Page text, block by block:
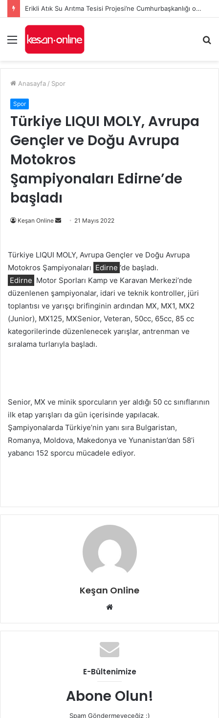
Erikli Atık Su Arıtma Tesisi Projesi’ne Cumhurbaşkanlığı onayı
Menü
...
Anasayfa / Spor
Spor
Türkiye LIQUI MOLY, Avrupa
Gençler ve Doğu Avrupa
Motokros
Şampiyonaları Edirne’de
başladı
Keşan Online
Bir
göndermek
21 Mayıs 2022
Türkiye LIQUI MOLY, Avrupa Gençler ve Doğu Avrupa
Motokros Şampiyonaları Edirne ‘de başladı.
Edirne Motor Sporları Kamp ve Karavan Merkezi’nde
düzenlenen şampiyonalar, idari ve teknik kontroller, jüri
toplantısı ve yarışçı brifinginin ardından MX, MX1, MX2
(Junior), MX125, MXSenior, Veteran, 50cc, 65cc, 85 cc
kategorilerinde düzenlenecek yarışlar, antrenman ve
sıralama turlarıyla başladı.
Senior, MX ve minik sporcuların yer aldığı 50 cc sınıflarının
ilk etap yarışları da gün içerisinde yapılacak.
Şampiyonalarda Türkiye’nin yanı sıra Bulgaristan,
Romanya, Moldova, Makedonya ve Yunanistan’dan 58’i
yabancı 152 sporcu mücadele ediyor.
Keşan Online
Web
E-Bültenimize
Abone Olun!
Spam Göndermeyeceğiz :)